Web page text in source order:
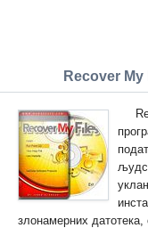
Recover
злонамерних